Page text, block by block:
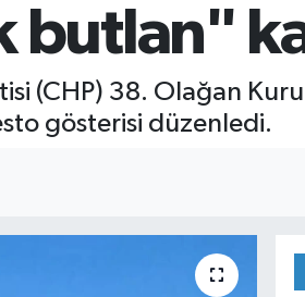
(CHP) 38. Olağan
gösterisi düzenledi.